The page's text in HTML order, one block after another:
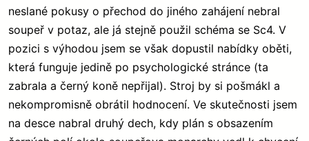
neslané pokusy o přechod do jiného zahájení nebral
soupeř v potaz, ale já stejně použil schéma se Sc4. V
pozici s výhodou jsem se však dopustil nabídky oběti,
která funguje jedině po psychologické stránce (ta
zabrala a černý koně nepřijal). Stroj by si pošmákl a
nekompromisně obrátil hodnocení. Ve skutečnosti jsem
na desce nabral druhý dech, kdy plán s obsazením